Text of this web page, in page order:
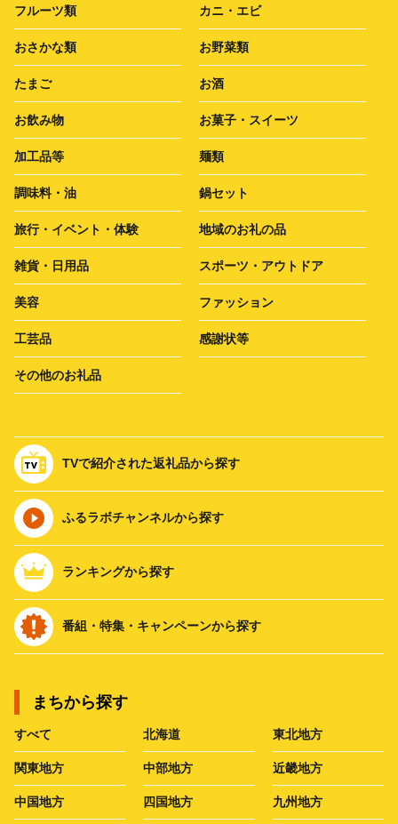
フルーツ類 カニ・エビ
おさかな類 お野菜類
たまご お酒
お飲み物 お菓子・スイーツ
加工品等 麺類
調味料・油 鍋セット
旅行・イベント・体験 地域のお礼の品
雑貨・日用品 スポーツ・アウトドア
美容 ファッション
工芸品 感謝状等
その他のお礼品
TVで紹介された返礼品から探す
ふるラボチャンネルから探す
ランキングから探す
番組・特集・キャンペーンから探す
まちから探す
すべて 北海道 東北地方
関東地方 中部地方 近畿地方
中国地方 四国地方 九州地方